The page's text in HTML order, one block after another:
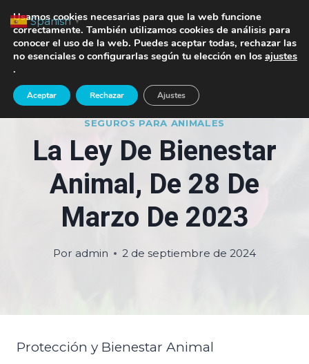
Saltar
contenido
TE LLAMAMOS
SEGUROS PARA ANIMALES
La Ley De Bienestar
Animal, De 28 De
Marzo De 2023
Por admin 2 de septiembre de 2024
Protección y Bienestar Animal
Spanish ▼
Usamos cookies necesarias para que la web funcione
correctamente. También utilizamos cookies de análisis para
conocer el uso de la web. Puedes aceptar todas, rechazar las
no esenciales o configurarlas según tu elección en los ajustes
.
Aceptar Rechazar Ajustes